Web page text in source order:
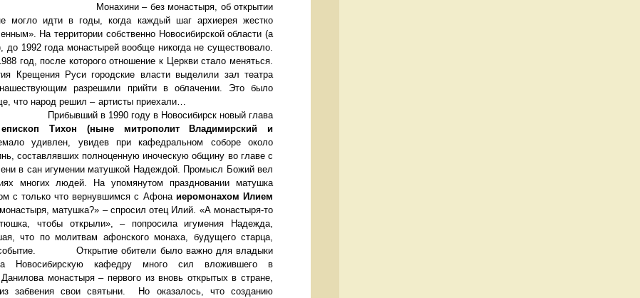
монастыря, об открытии
могло идти в годы, когда каждый шаг архиерея жестко
На территории собственно Новосибирской области (а
1992 года монастырей вообще никогда не существовало.
год, после которого отношение к Церкви стало меняться.
Крещения Руси городские власти выделили зал театра
разрешили прийти в облачении. Это было
что народ решил – артисты приехали…
Прибывший в 1990 году в Новосибирск новый глава
Тихон (ныне митрополит Владимирский и
удивлен, увидев при кафедральном соборе около
составлявших полноценную иноческую общину во главе с
в сан игумении матушкой Надеждой. Промысл Божий вел
многих людей. На упомянутом праздновании матушка
с только что вернувшимся с Афона иеромонахом Илием
матушка?» – спросил отец Илий. «А монастыря-то
чтобы открыли», – попросила игумения Надежда,
что по молитвам афонского монаха, будущего старца,
событие.
Открытие обители было важно для владыки
Новосибирскую кафедру много сил вложившего в
Данилова монастыря – первого из вновь открытых в стране,
забвения свои святыни. Но оказалось, что созданию